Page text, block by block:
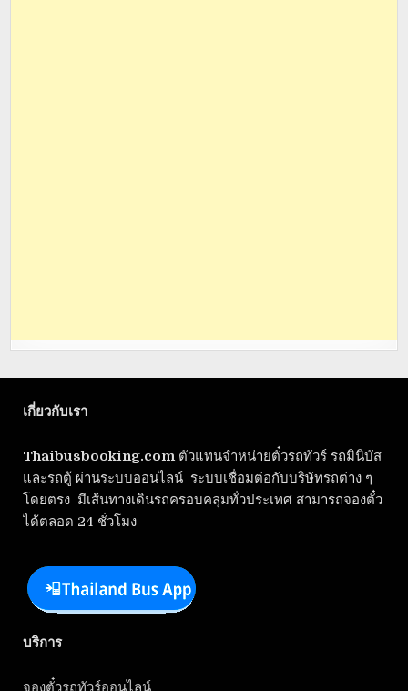
เกี่ยวกับเรา
Thaibusbooking.com ตัวแทนจำหน่ายตั๋วรถทัวร์ รถมินิบัส
และรถตู้ ผ่านระบบออนไลน์ ระบบเชื่อมต่อกับบริษัทรถต่าง ๆ
โดยตรง มีเส้นทางเดินรถครอบคลุมทั่วประเทศ สามารถจองตั๋ว
ได้ตลอด 24 ชั่วโมง
บริการ
จองตั๋วรถทัวร์ออนไลน์